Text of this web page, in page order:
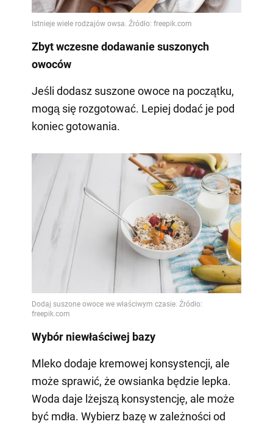
Zbyt wczesne dodawanie suszonych
owoców
Jeśli dodasz suszone owoce na początku,
mogą się rozgotować. Lepiej dodać je pod
koniec gotowania.
Wybór niewłaściwej bazy
Mleko dodaje kremowej konsystencji, ale
może sprawić, że owsianka będzie lepka.
Woda daje lżejszą konsystencję, ale może
być mdła. Wybierz bazę w zależności od